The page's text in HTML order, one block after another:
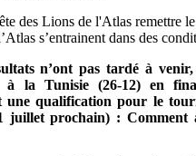
s’entrainent dans des
n’ont pas tardé à venir,
à la Tunisie (26-12) en
une qualification pour le
juillet prochain) : Comment